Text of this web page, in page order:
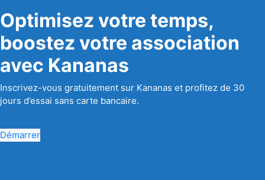
Optimisez votre temps,
boostez votre association
avec Kananas
Inscrivez-vous gratuitement sur Kananas et profitez de 30
jours d’essai sans carte bancaire.
Démarrer